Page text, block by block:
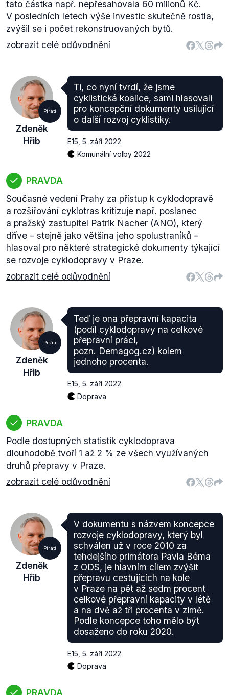
tato částka např. nepřesahovala 60 milionů Kč.
V posledních letech výše investic skutečně rostla,
zvýšil se i počet rekonstruovaných bytů.
zobrazit celé odůvodnění
Piráti
Zdeněk
Hřib
Ti, co nyní tvrdí, že jsme
cyklistická koalice, sami hlasovali
pro koncepční dokumenty usilující
o další rozvoj cyklistiky.
E15 5. září 2022
Komunální volby 2022
PRAVDA
Současné vedení Prahy za přístup k cyklodopravě
a rozšiřování cyklotras kritizuje např. poslanec
a pražský zastupitel Patrik Nacher (ANO), který
dříve – stejně jako většina jeho spolustraníků –
hlasoval pro některé strategické dokumenty týkající
se rozvoje cyklodopravy v Praze.
zobrazit celé odůvodnění
Piráti
Zdeněk
Hřib
Teď je ona přepravní kapacita
(podíl cyklodopravy na celkové
přepravní práci,
pozn. Demagog.cz) kolem
jednoho procenta.
E15 5. září 2022
Doprava
PRAVDA
Podle dostupných statistik cyklodoprava
dlouhodobě tvoří 1 až 2 % ze všech využívaných
druhů přepravy v Praze.
zobrazit celé odůvodnění
Piráti
Zdeněk
Hřib
V dokumentu s názvem koncepce
rozvoje cyklodopravy, který byl
schválen už v roce 2010 za
tehdejšího primátora Pavla Béma
z ODS, je hlavním cílem zvýšit
přepravu cestujících na kole
v Praze na pět až sedm procent
celkové přepravní kapacity v létě
a na dvě až tři procenta v zimě.
Podle koncepce toho mělo být
dosaženo do roku 2020.
E15 5. září 2022
Doprava
PRAVDA